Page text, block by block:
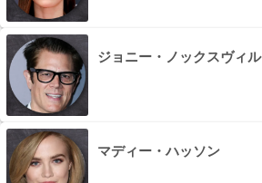
ジョニー・ノックスヴィル
マディー・ハッソン